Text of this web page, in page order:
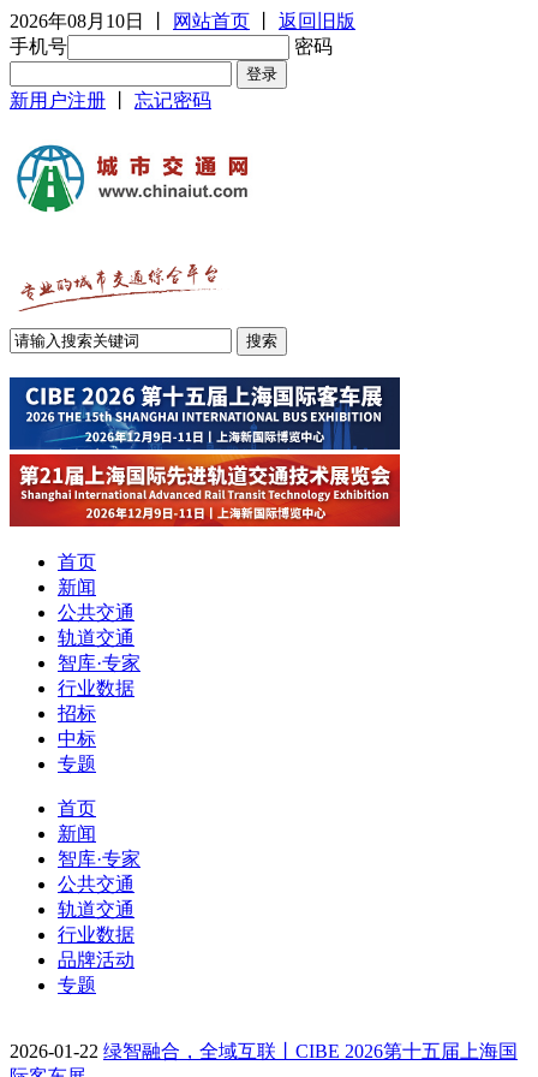
2026年08月10日 网站首页
返回旧版
手机号
密码
新用户注册 忘记密码
首页
新闻
公共交通
轨道交通
智库·专家
行业数据
招标
中标
专题
首页
新闻
智库·专家
公共交通
轨道交通
行业数据
品牌活动
专题
2026-01-22 绿智融合，全域互联丨CIBE 2026第十五届上海国